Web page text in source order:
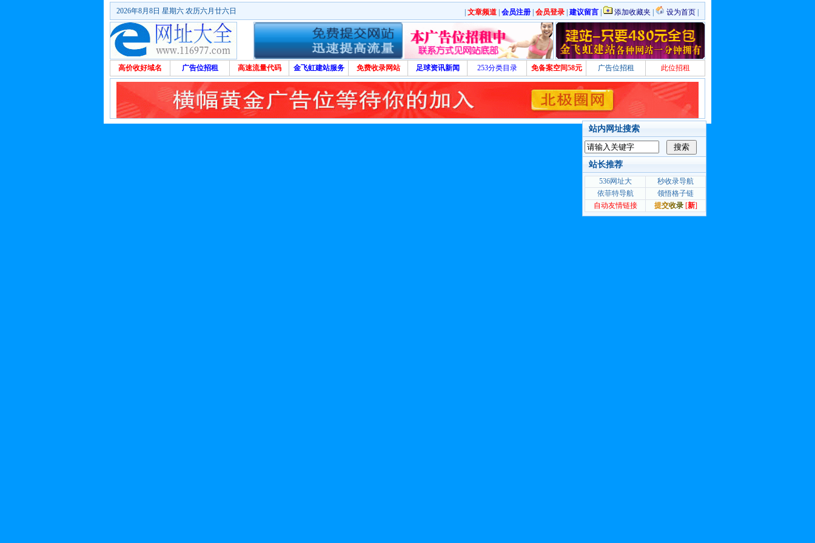
文章频道 会员注册 会员登录 建议留言 添加收藏夹 设为首页
2026年8月8日 星期六 农历六月廿六日
高价收好域名 广告位招租 高速流量代码 金飞虹建站服务 免费收录网站 足球资讯新闻 253分类目录 免备案空间58元 广告位招租 此位招租
站内网址搜索
站长推荐